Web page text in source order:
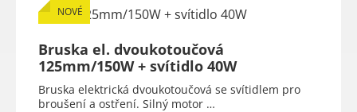
NOVÉ
Bruska el. dvoukotoučová
125mm/150W + svítidlo 40W
Bruska elektrická dvoukotoučová se svítidlem pro
broušení a ostření. Silný motor …